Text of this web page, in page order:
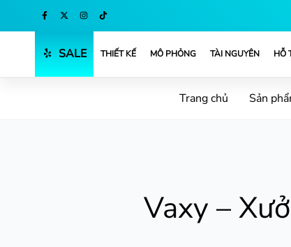
Khuyến mãi mua sắm đón Tết.
SALE THIẾT KẾ MÔ PHỎNG TÀI NGUYÊN HỖ
Trang chủ Sản
Vaxy –